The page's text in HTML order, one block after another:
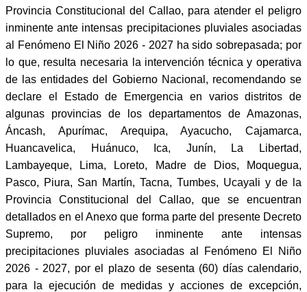
Provincia Constitucional del Callao, para atender el peligro
inminente ante intensas precipitaciones pluviales asociadas
al Fenómeno El Niño 2026 - 2027 ha sido sobrepasada; por
lo que, resulta necesaria la intervención técnica y operativa
de las entidades del Gobierno Nacional, recomendando se
declare el Estado de Emergencia en varios distritos de
algunas provincias de los departamentos de Amazonas,
Áncash, Apurímac, Arequipa, Ayacucho, Cajamarca,
Huancavelica, Huánuco, Ica, Junín, La Libertad,
Lambayeque, Lima, Loreto, Madre de Dios, Moquegua,
Pasco, Piura, San Martín, Tacna, Tumbes, Ucayali y de la
Provincia Constitucional del Callao, que se encuentran
detallados en el Anexo que forma parte del presente Decreto
Supremo, por peligro inminente ante intensas
precipitaciones pluviales asociadas al Fenómeno El Niño
2026 - 2027, por el plazo de sesenta (60) días calendario,
para la ejecución de medidas y acciones de excepción,